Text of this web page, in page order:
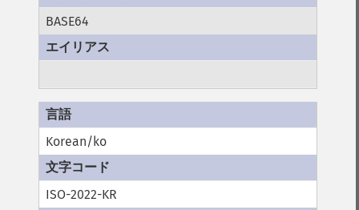
BASE64
Korean/ko
ISO-2022-KR